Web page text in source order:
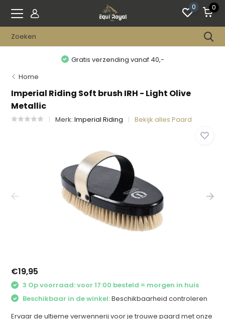
0 0
Gratis verzending vanaf 40,-
Home
Imperial Riding Soft brush IRH - Light Olive
Metallic
Merk:Imperial Riding Bekijk alles Paard
€19,95
3 Op voorraad: voor 17:00 besteld = morgen in huis
Beschikbaar in de winkel:Beschikbaarheid controleren
Ervaar de ultieme verwennerij voor je trouwe paard met onze